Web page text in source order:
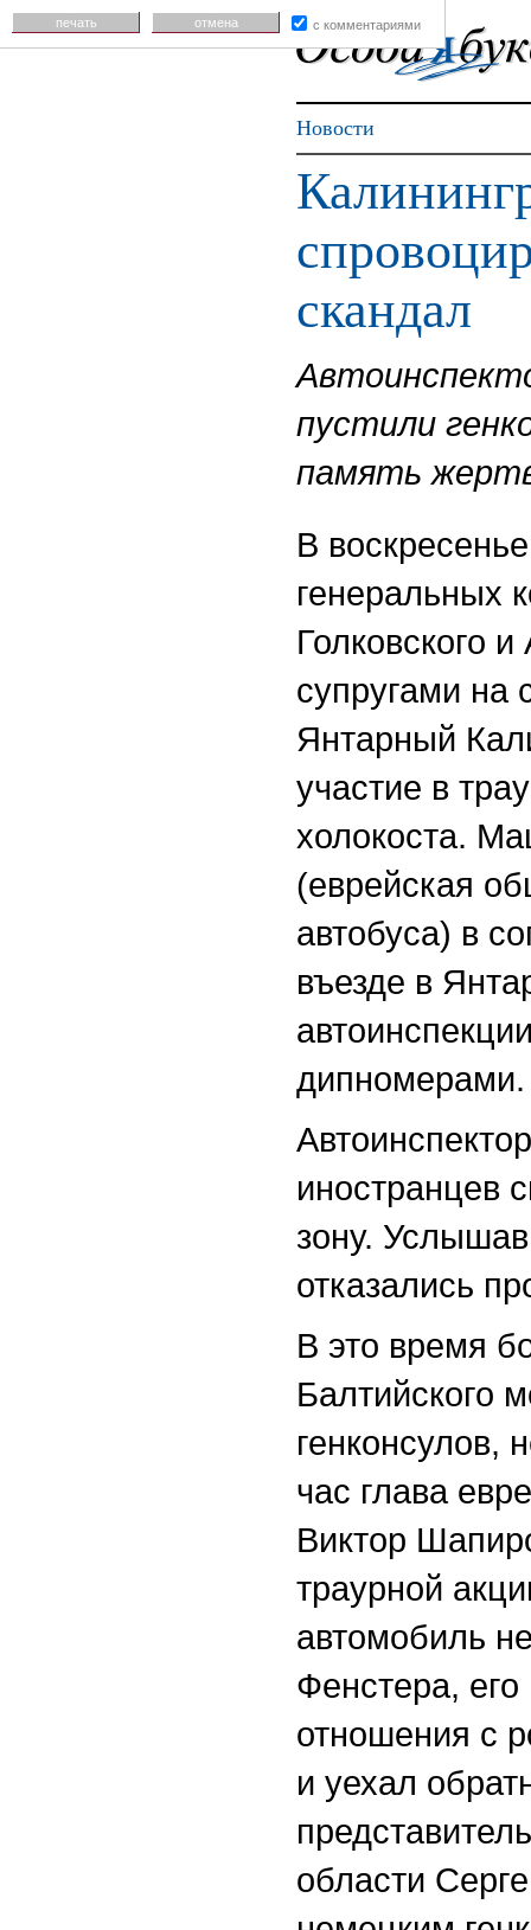
Новости
скандал
пустили
память
В
генеральных
Голковского
супругами на
Янтарный
участие в
холокоста.
(еврейская
автобуса) в
въезде в
дипномерами.
иностранцев
зону.
отказались
В это время
Балтийского
генконсулов,
час глава
Виктор
траурной
автомобиль
Фенстера, его
отношения с
и уехал
области
печать отмена с комментариями